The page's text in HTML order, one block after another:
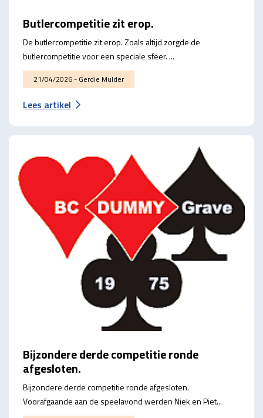
Butlercompetitie zit erop.
De butlercompetitie zit erop. Zoals altijd zorgde de
butlercompetitie voor een speciale sfeer. ...
21/04/2026 - Gerdie Mulder
Lees artikel
Bijzondere derde competitie ronde
afgesloten.
Bijzondere derde competitie ronde afgesloten.
Voorafgaande aan de speelavond werden Niek en Piet...